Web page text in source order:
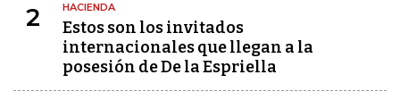
2 HACIENDA
Estos son los invitados
internacionales que llegan a la
posesión de De la Espriella